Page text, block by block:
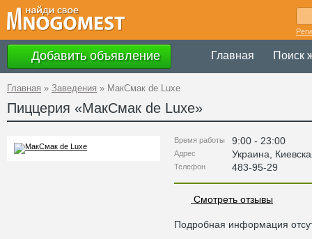
Добавить объявление Главная Поиск
Главная » Заведения » МакСмак de Luxe
Пиццерия «МакСмак de Luxe»
Время работы 9:00 - 23:00
Адрес Украина
Телефон 483-95-29
Смотреть отзывы
Подробная информация